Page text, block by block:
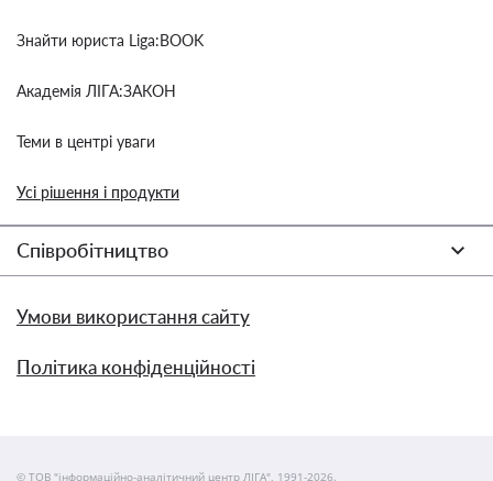
Знайти юриста Liga:BOOK
Академія ЛІГА:ЗАКОН
Теми в центрі уваги
Усі рішення і продукти
Співробітництво
Умови використання сайту
Політика конфіденційності
© ТОВ "інформаційно-аналітичний центр ЛІГА", 1991-2026.